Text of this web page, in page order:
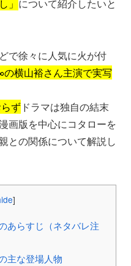
」 について紹介したいと
で徐々に人気に火が付
横山裕さん主演で実写
ず ドラマは独自の結末
画版を中心にコタローを
との関係について解説し
]
あらすじ（ネタバレ注
主な登場人物